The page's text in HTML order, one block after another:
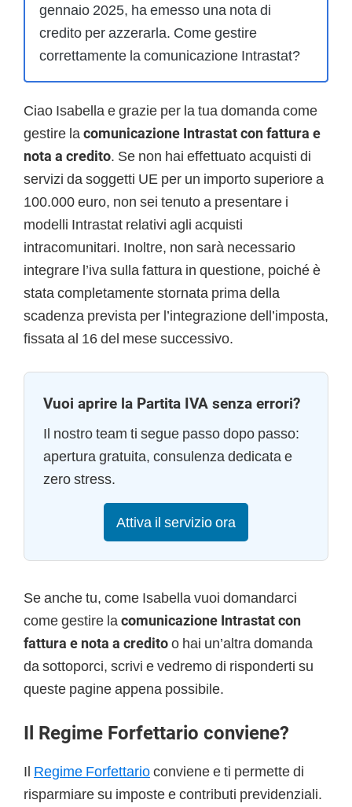
gennaio 2025, ha emesso una nota di
credito per azzerarla. Come gestire
correttamente la comunicazione Intrastat?
Ciao Isabella e grazie per la tua domanda come
gestire lacomunicazione Intrastat con fattura e
nota a credito. Se non hai effettuato acquisti di
servizi da soggetti UE per un importo superiore a
100.000 euro, non sei tenuto a presentare i
modelli Intrastat relativi agli acquisti
intracomunitari. Inoltre, non sarà necessario
integrare l’iva sulla fattura in questione, poiché è
stata completamente stornata prima della
scadenza prevista per l’integrazione dell’imposta,
fissata al 16 del mese successivo.
Vuoi aprire la Partita IVA senza errori?
Il nostro team ti segue passo dopo passo:
apertura gratuita, consulenza dedicata e
zero stress.
Attiva il servizio ora
Se anche tu, come Isabella vuoi domandarci
come gestire la comunicazione Intrastat con
fattura e nota a creditoo hai un’altra domanda
da sottoporci, scrivi e vedremo di risponderti su
queste pagine appena possibile.
Il Regime Forfettario conviene?
Il Regime Forfettarioconviene e ti permette di
risparmiare su imposte e contributi previdenziali.